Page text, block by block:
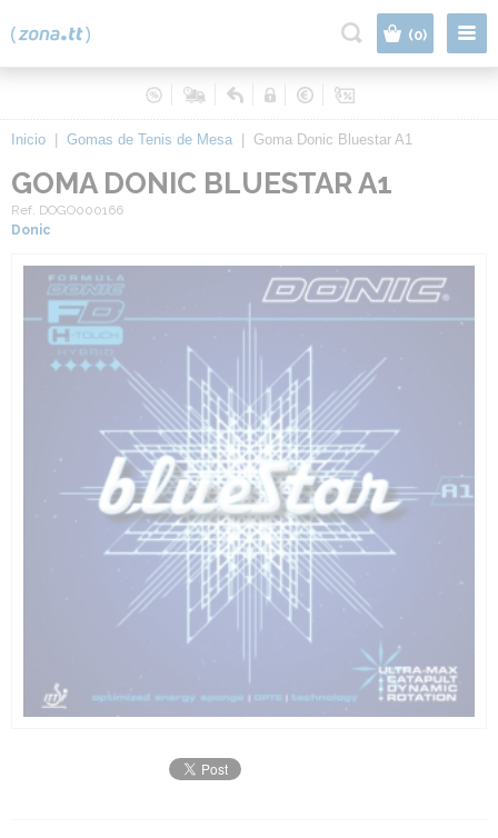
(0)
Inicio Gomas de Tenis de Mesa Goma Donic Bluestar A1
GOMA DONIC BLUESTAR A1
Ref. DOGO000166
Donic